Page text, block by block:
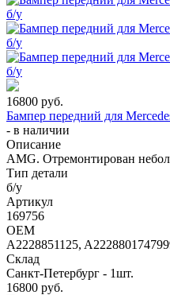
16800 руб.
Бампер передний для
- в наличии
Описание
AMG. Отремонтирован
Тип детали
б/у
Артикул
169756
OEM
A2228851125,
Склад
Санкт-Петербург - 1шт.
16800 руб.